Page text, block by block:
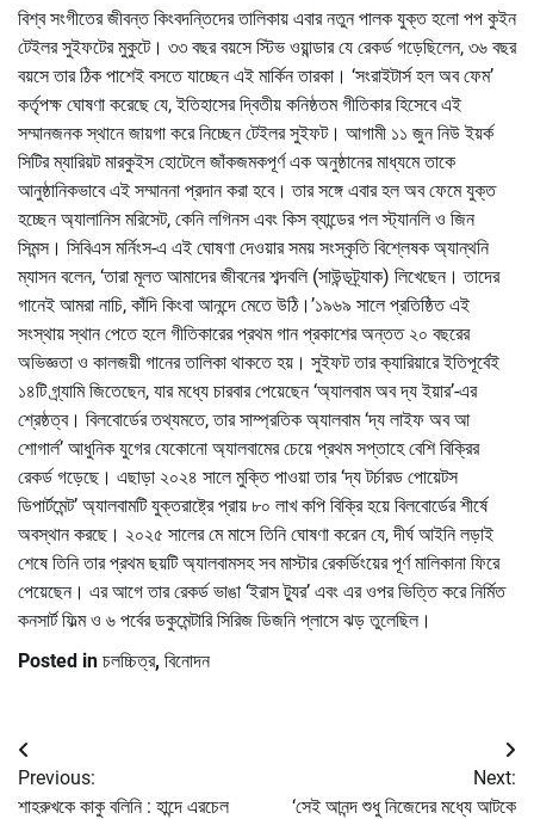
বিশ্ব সংগীতের জীবন্ত কিংবদন্তিদের তালিকায় এবার নতুন পালক যুক্ত হলো পপ কুইন
টেইলর সুইফটের মুকুটে। ৩৩ বছর বয়সে স্টিভ ওয়ান্ডার যে রেকর্ড গড়েছিলেন, ৩৬ বছর
বয়সে তার ঠিক পাশেই বসতে যাচ্ছেন এই মার্কিন তারকা। ‘সংরাইটার্স হল অব ফেম’
কর্তৃপক্ষ ঘোষণা করেছে যে, ইতিহাসের দ্বিতীয় কনিষ্ঠতম গীতিকার হিসেবে এই
সম্মানজনক স্থানে জায়গা করে নিচ্ছেন টেইলর সুইফট। আগামী ১১ জুন নিউ ইয়র্ক
সিটির ম্যারিয়ট মারকুইস হোটেলে জাঁকজমকপূর্ণ এক অনুষ্ঠানের মাধ্যমে তাকে
আনুষ্ঠানিকভাবে এই সম্মাননা প্রদান করা হবে। তার সঙ্গে এবার হল অব ফেমে যুক্ত
হচ্ছেন অ্যালানিস মরিসেট, কেনি লগিনস এবং কিস ব্যান্ডের পল স্ট্যানলি ও জিন
সিমন্স। সিবিএস মর্নিংস-এ এই ঘোষণা দেওয়ার সময় সংস্কৃতি বিশ্লেষক অ্যান্থনি
ম্যাসন বলেন, ‘তারা মূলত আমাদের জীবনের শব্দবলি (সাউন্ডট্র্যাক) লিখেছেন। তাদের
গানেই আমরা নাচি, কাঁদি কিংবা আনন্দে মেতে উঠি।’১৯৬৯ সালে প্রতিষ্ঠিত এই
সংস্থায় স্থান পেতে হলে গীতিকারের প্রথম গান প্রকাশের অন্তত ২০ বছরের
অভিজ্ঞতা ও কালজয়ী গানের তালিকা থাকতে হয়। সুইফট তার ক্যারিয়ারে ইতিপূর্বেই
১৪টি গ্র্যামি জিতেছেন, যার মধ্যে চারবার পেয়েছেন ‘অ্যালবাম অব দ্য ইয়ার’-এর
শ্রেষ্ঠত্ব। বিলবোর্ডের তথ্যমতে, তার সাম্প্রতিক অ্যালবাম ‘দ্য লাইফ অব আ
শোগার্ল’ আধুনিক যুগের যেকোনো অ্যালবামের চেয়ে প্রথম সপ্তাহে বেশি বিক্রির
রেকর্ড গড়েছে। এছাড়া ২০২৪ সালে মুক্তি পাওয়া তার ‘দ্য টর্চারড পোয়েটস
ডিপার্টমেন্ট’ অ্যালবামটি যুক্তরাষ্ট্রে প্রায় ৮০ লাখ কপি বিক্রি হয়ে বিলবোর্ডের শীর্ষে
অবস্থান করছে। ২০২৫ সালের মে মাসে তিনি ঘোষণা করেন যে, দীর্ঘ আইনি লড়াই
শেষে তিনি তার প্রথম ছয়টি অ্যালবামসহ সব মাস্টার রেকর্ডিংয়ের পূর্ণ মালিকানা ফিরে
পেয়েছেন। এর আগে তার রেকর্ড ভাঙা ‘ইরাস ট্যুর’ এবং এর ওপর ভিত্তি করে নির্মিত
কনসার্ট ফিল্ম ও ৬ পর্বের ডকুমেন্টারি সিরিজ ডিজনি প্লাসে ঝড় তুলেছিল।
Posted in চলচ্চিত্র, বিনোদন
Post
navigation
Previous:
শাহরুখকে কাকু বলিনি : হান্দে এরচেল
Next:
‘সেই আনন্দ শুধু নিজেদের মধ্যে আটকে